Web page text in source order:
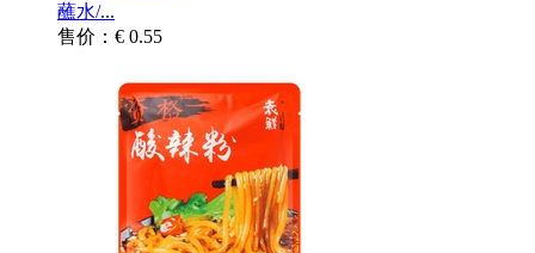
蘸水/...
售价：€ 0.55